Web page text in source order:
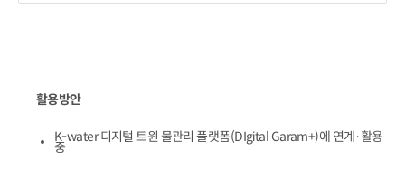
활용방안
K-water 디지털 트윈 물관리 플랫폼(DIgital Garam+)에 연계·활용
중